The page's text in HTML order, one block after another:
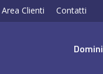
Area Clienti Contatti
Domini